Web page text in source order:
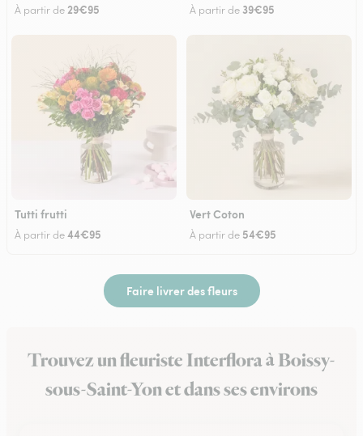
À partir de 29€95 À partir de 39€95
Tutti frutti
À partir de44€95
Vert Coton
À partir de 54€95
Faire livrer des fleurs
Trouvez un fleuriste Interflora à Boissy-
sous-Saint-Yon et dans ses environs